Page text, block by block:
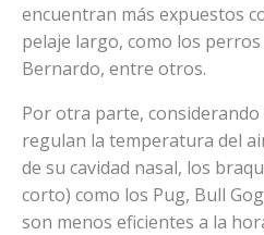
encuentran más expuestos
pelaje largo, como los
Bernardo, entre otros.
Por otra parte,
regulan la temperatura del
de su cavidad nasal, los
corto) como los Pug, Bull
son menos eficientes a la